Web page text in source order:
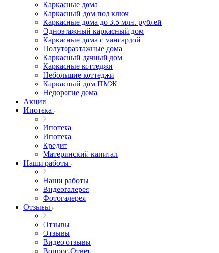
Каркасные дома
Каркасный дом под ключ
Каркасные дома до 3.5 млн. рублей
Одноэтажный каркасный дом
Каркасные дома с мансардой
Полутораэтажные дома
Каркасный дачный дом
Каркасные коттеджи
Небольшие коттеджи
Каркасный дом ПМЖ
Недорогие дома
Акции
Ипотека
Ипотека
Ипотека
Кредит
Материнский капитал
Наши работы
Наши работы
Видеогалерея
Фотогалерея
Отзывы
Отзывы
Отзывы
Видео отзывы
Вопрос-Ответ